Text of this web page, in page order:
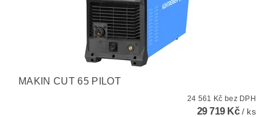
MAKIN CUT 65 PILOT
24 561 Kč bez DPH
29 719 Kč/ ks